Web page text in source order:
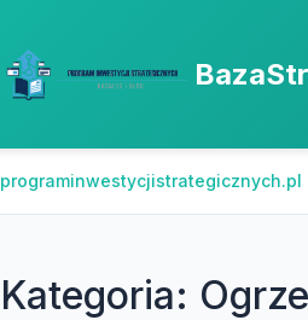
programinwestycjistrategicznych.pl
Kategoria: